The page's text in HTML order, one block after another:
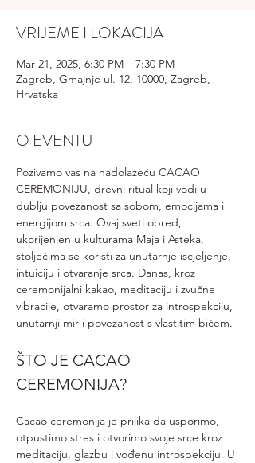
VRIJEME I LOKACIJA
Mar 21, 2025, 6:30 PM – 7:30 PM
Zagreb, Gmajnje ul. 12, 10000, Zagreb,
Hrvatska
O EVENTU
Pozivamo vas na nadolazeću CACAO
CEREMONIJU, drevni ritual koji vodi u
dublju povezanost sa sobom, emocijama i
energijom srca. Ovaj sveti obred,
ukorijenjen u kulturama Maja i Asteka,
stoljećima se koristi za unutarnje iscjeljenje,
intuiciju i otvaranje srca. Danas, kroz
ceremonijalni kakao, meditaciju i zvučne
vibracije, otvaramo prostor za introspekciju,
unutarnji mir i povezanost s vlastitim bićem.
ŠTO JE CACAO
CEREMONIJA?
Cacao ceremonija je prilika da usporimo,
otpustimo stres i otvorimo svoje srce kroz
meditaciju, glazbu i vođenu introspekciju. U